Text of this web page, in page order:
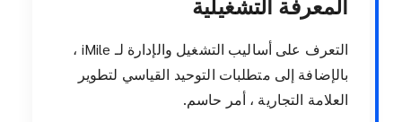
التعرف على أساليب التشغيل والإدارة لـ iMile ،
بالإضافة إلى متطلبات التوحيد القياسي لتطوير
العلامة التجارية ، أمر حاسم.